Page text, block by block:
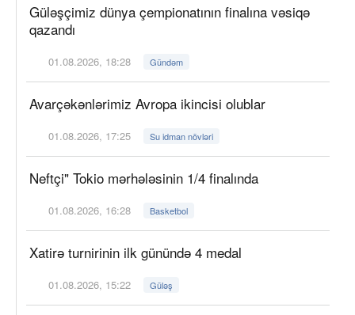
Güləşçimiz dünya çempionatının finalına vəsiqə
qazandı
01.08.2026, 18:28 Gündəm
Avarçəkənlərimiz Avropa ikincisi olublar
01.08.2026, 17:25 Su idman növləri
Neftçi" Tokio mərhələsinin 1/4 finalında
01.08.2026, 16:28 Basketbol
Xatirə turnirinin ilk günündə 4 medal
01.08.2026, 15:22 Güləş